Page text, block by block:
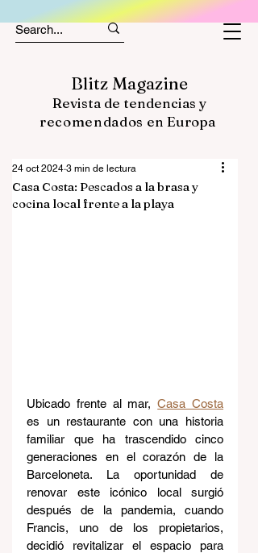
Blitz Magazine
Revista de tendencias y
recomendados en Europa
Casa Costa: Pescados a la brasa y
cocina local frente a la playa
24 oct 2024 3 min de lectura
Ubicado frente al mar, Casa Costa
es un restaurante con una historia
familiar que ha trascendido cinco
generaciones en el corazón de la
Barceloneta. La oportunidad de
renovar este icónico local surgió
después de la pandemia, cuando
Francis, uno de los propietarios,
decidió revitalizar el espacio para